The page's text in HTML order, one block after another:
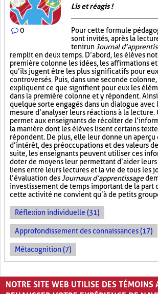
0
Lis et réagis !
Pour cette formule
sont invités, après la
tenir un Journal
remplit en deux temps. D’abord, les élèves
première colonne les idées, les affirmations
qu’ils jugent être les plus significatifs pour
controversés. Puis, dans une seconde
expliquent ce que signifient pour eux les
dans la première colonne et y répondent.
quelque sorte engagés dans un dialogue
mesure d’analyser leurs réactions à la
permet aux enseignants de récolter de
la manière dont les élèves lisent certains
répondent. De plus, elle leur donne un aperçu
d’intérêt, des préoccupations et des valeurs
suite, les enseignants peuvent utiliser ces
doter de moyens leur permettant d’aider
liens entre leurs lectures et la vie de tous les
l’évaluation des Journaux d’apprentissage
investissement de temps important de la part
cette activité ne convient qu’à de petits
Réflexion individuelle (31)
Approfondissement des connaissances (17)
Métacognition (7)
PAGES
« ‹ 1 2 3 4 5 › »
NOTRE SITE WEB UTILISE DES TÉMOINS